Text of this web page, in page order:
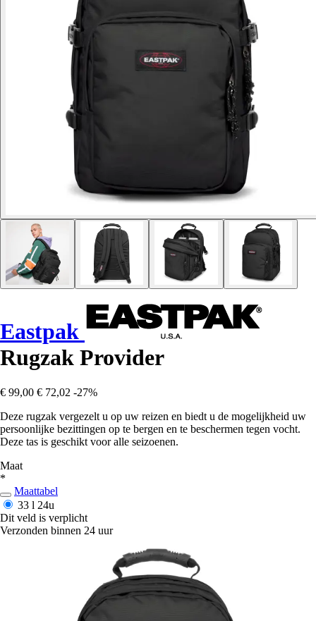
Eastpak
Rugzak Provider
€ 99,00 € 72,02 -27%
Deze rugzak vergezelt u op uw reizen en biedt u de mogelijkheid uw
persoonlijke bezittingen op te bergen en te beschermen tegen vocht.
Deze tas is geschikt voor alle seizoenen.
Maat
*
Maattabel
33 l 24u
Dit veld is verplicht
Verzonden binnen 24 uur